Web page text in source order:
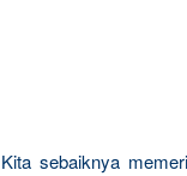
Kita sebaiknya